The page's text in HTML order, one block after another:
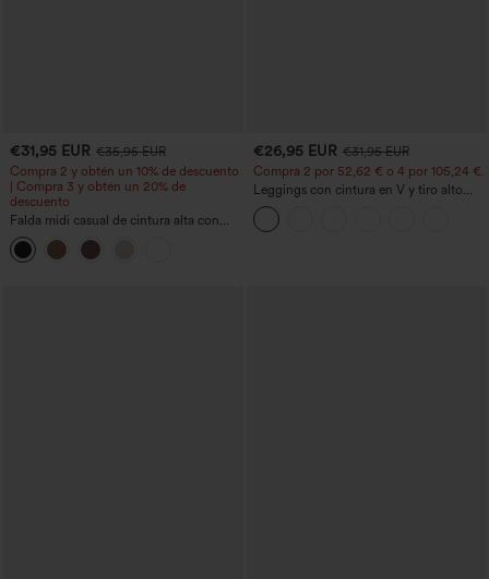
€31,95 EUR €35,95 EUR
Compra 2 y obtén un 10% de descuento
| Compra 3 y obtén un 20% de
descuento
Falda midi casual de cintura alta con
control abdominal, fruncida, bajo curvo,
2 en 1 en forro polar y PU
€26,95 EUR €31,95 EUR
Compra 2 por 52,62 € o 4 por 105,24 €.
Leggings con cintura en V y tiro alto
acampanados